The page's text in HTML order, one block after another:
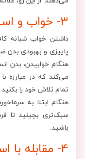
3- خواب و استراحت کافی
داشتن خواب شبانه
پاییزی و بهبودی
هنگام خوابیدن، بدن
می‌کند که در مبارزه
تمام تلاش خود را
هنگام ابتلا به
سبک‌تری بچینید تا
باشید.
4- مقابله با استرس و اضطراب